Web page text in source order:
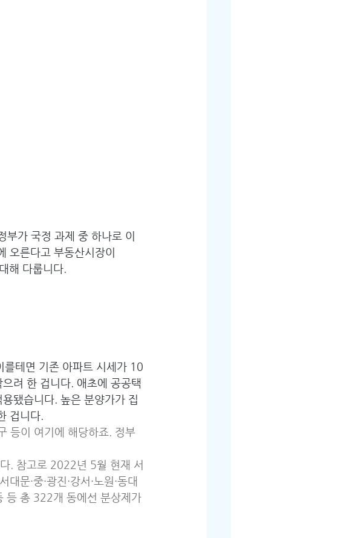
부가 국정 과제 중 하나로 이
오른다고 부동산시장이
해 다룹니다.
를테면 기존 아파트 시세가 10
려 한 겁니다. 애초에 공공택
됐습니다. 높은 분양가가 집
겁니다.
등이 여기에 해당하죠. 정부
. 참고로 2022년 5월 현재 서
대문·중·광진·강서·노원·동대
등 총 322개 동에선 분상제가